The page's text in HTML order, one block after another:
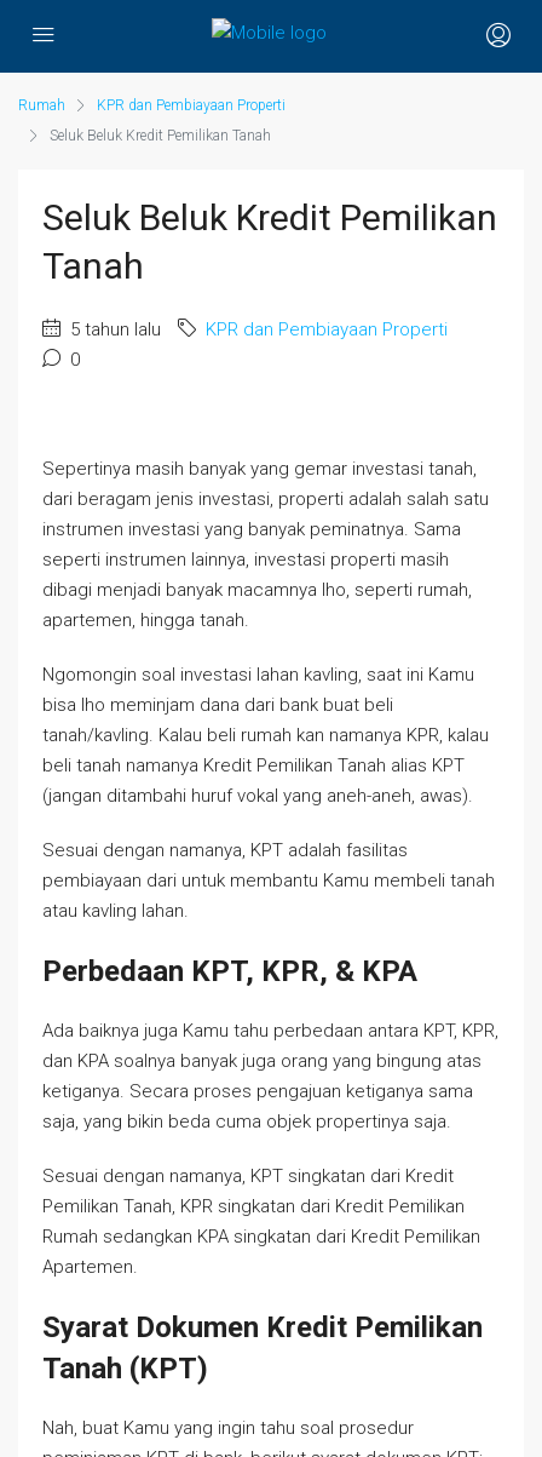
Rumah
KPR dan Pembiayaan Properti
Seluk Beluk Kredit Pemilikan Tanah
Seluk Beluk Kredit Pemilikan
Tanah
5 tahun lalu
KPR dan Pembiayaan Properti
0
Sepertinya masih banyak yang gemar investasi tanah,
dari beragam jenis investasi, properti adalah salah satu
instrumen investasi yang banyak peminatnya. Sama
seperti instrumen lainnya, investasi properti masih
dibagi menjadi banyak macamnya lho, seperti rumah,
apartemen, hingga tanah.
Ngomongin soal investasi lahan kavling, saat ini Kamu
bisa lho meminjam dana dari bank buat beli
tanah/kavling. Kalau beli rumah kan namanya KPR, kalau
beli tanah namanya Kredit Pemilikan Tanah alias KPT
(jangan ditambahi huruf vokal yang aneh-aneh, awas).
Sesuai dengan namanya, KPT adalah fasilitas
pembiayaan dari untuk membantu Kamu membeli tanah
atau kavling lahan.
Perbedaan KPT, KPR, & KPA
Ada baiknya juga Kamu tahu perbedaan antara KPT, KPR,
dan KPA soalnya banyak juga orang yang bingung atas
ketiganya. Secara proses pengajuan ketiganya sama
saja, yang bikin beda cuma objek propertinya saja.
Sesuai dengan namanya, KPT singkatan dari Kredit
Pemilikan Tanah, KPR singkatan dari Kredit Pemilikan
Rumah sedangkan KPA singkatan dari Kredit Pemilikan
Apartemen.
Syarat Dokumen Kredit Pemilikan
Tanah (KPT)
Nah, buat Kamu yang ingin tahu soal prosedur